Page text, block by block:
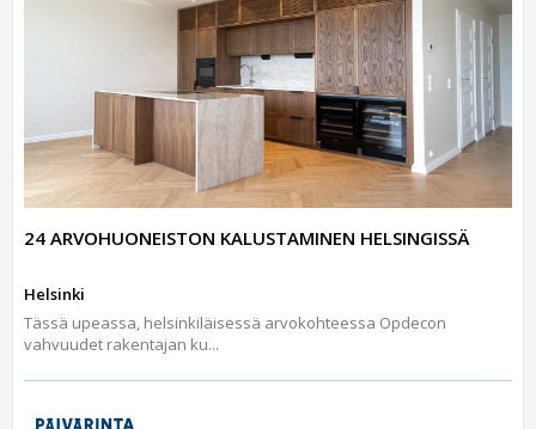
24 ARVOHUONEISTON KALUSTAMINEN HELSINGISSÄ
Helsinki
Tässä upeassa, helsinkiläisessä arvokohteessa Opdecon
vahvuudet rakentajan ku...